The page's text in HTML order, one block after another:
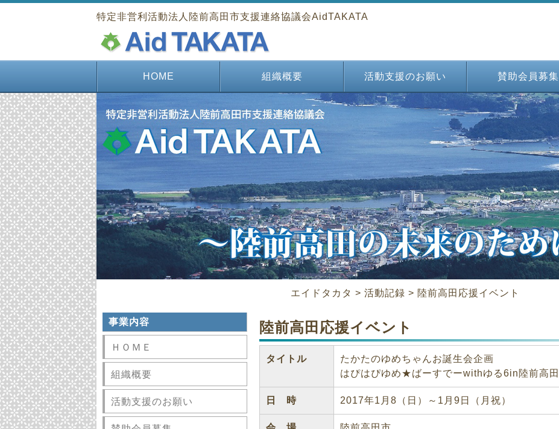
特定非営利活動法人陸前高田市支援連絡協議会AidTAKATA
HOME 組織概要 活動支援のお願い 賛助会員募集
エイドタカタ > 活動記録 > 陸前高田応援イベント
陸前高田応援イベント
タイトル
たかたのゆめちゃんお誕生会企画
はぴはぴゆめ★ばーすでーwithゆる6in陸前高田
日 時 2017年1月8（日）～1月9日（月祝）
事業内容
ＨＯＭＥ
組織概要
活動支援のお願い